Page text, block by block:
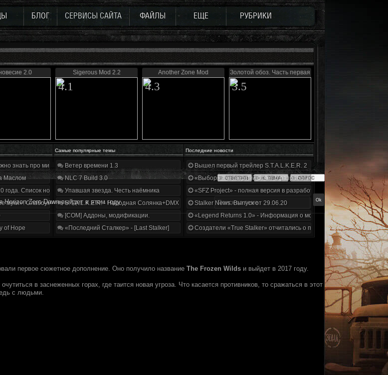
БЛОГ СЕРВИСЫ САЙТА ФАЙЛЫ ЕЩЕ РУБРИКИ
2.0 Sigerous Mod 2.2
4.1
Another Zone Mod
4.3
Золотой обоз. Часть первая
3.5
Самые популярные темы Последние новости
знать про мир, геймплей и сюжет | Разбор трейлера
Маслом
года. Список нововведений
муки». Слабоумие и отвага
of Hope
Ветер времени 1.3
NLC 7 Build 3.0
Упавшая звезда. Честь наёмника
S.T.A.L.K.E.R. - Народная Солянка+DMX 1.3.5.ООП.МА.К.
[COM] Аддоны, модификации.
«Последний Сталкер» - [Last Stalker]
Вышел первый трейлер S.T.A.L.K.E.R. 2
«Выбор» - четвертый отчет о разработке!
«SFZ Project» - полная версия в разработке!
Stalker News. Выпуск от 29.06.20
«Legend Returns 1.0» - Информация о моде за июнь 2020
Создатели «True Stalker» отчитались о проделанной работе
Horizon Zero Dawn выйдет в этом году
первое сюжетное дополнение. Оно получило название The Frozen Wilds и выйдет в 2017 году.
в заснеженных горах, где таится новая угроза. Что касается противников, то сражаться в этот
с людьми.